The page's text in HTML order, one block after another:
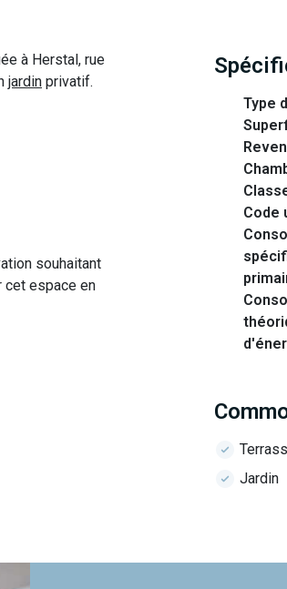
à Herstal, rue
jardin privatif.
souhaitant
cet espace en
Type
Code
Jardin